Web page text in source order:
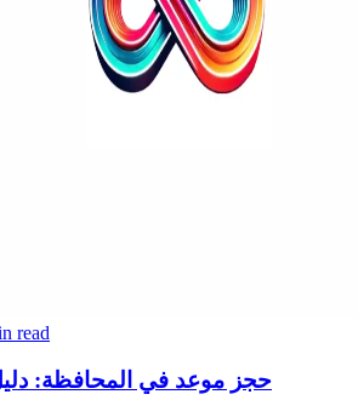
read
حجز موعد في المحافظة: دليل